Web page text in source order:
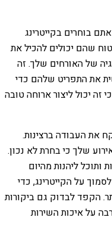
בוחרים בקייטרינג
שהם יכולים להכיל את
של האורחים שלך. זה
את התפריט שלהם כדי
זה יכול ליצור ארוחה טובה
את העבודה ברצינות.
שלך כי בחרת לא נכון.
ליהנות מהיום
על הקייטרינג, כדי
הקפד לבדוק גם ביקורות
על איכות השירות